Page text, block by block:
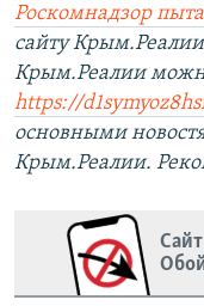
Роскомнадзор
сайту
Крым.Реалии
https://
основными
Крым.Реалии.